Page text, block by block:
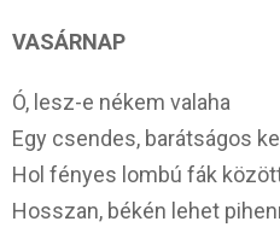
VASÁRNAP
Ó, lesz-e nékem valaha
Egy csendes, barátságos
Hol fényes lombú fák
Hosszan, békén lehet